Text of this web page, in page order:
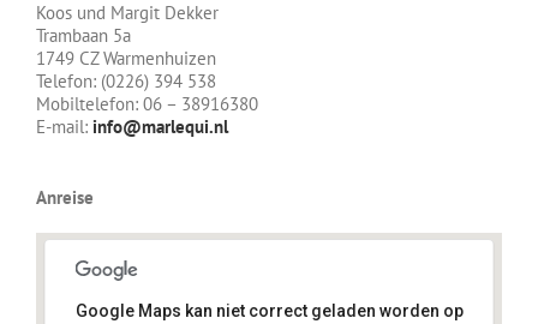
Koos und Margit Dekker
Trambaan 5a
1749 CZ Warmenhuizen
Telefon: (0226) 394 538
Mobiltelefon: 06 – 38916380
E-mail: info@marlequi.nl
Anreise
Google Maps kan niet correct geladen worden op